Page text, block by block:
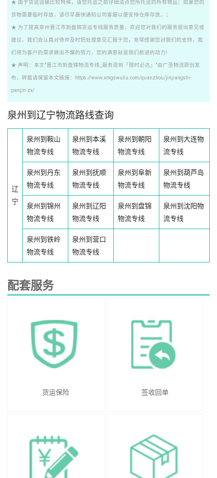
★ 由于货运运输比较特殊，请您托运之前仔细清点您所托运的所有物品；如果您的
货物需要临时存放，请尽早最快通知公司客服以便安排仓库存放。；
★ 为了提高泉州晋江市到盘锦货运专线服务质量，欢迎您对我们的服务提出意见或
建议，我们会认真对待并及时把处理意见汇报于您，非常感谢您对我们的支持，我
们将为客户的需求做出不懈的努力，您的满意就是我们前进的动力!
★ 声明：本文"晋江市到盘锦物流专线_服务周到「限时必达」"由广圣物流原创发
布，转载请保留本文链接：https://www.xmgswuliu.com/quanzhou/jinjiangshi-
panjin-zx/
泉州到辽宁物流路线查询
辽
宁
泉州到鞍山
物流专线
泉州到本溪
物流专线
泉州到朝阳
物流专线
泉州到大连物
流专线
泉州到丹东
物流专线
泉州到抚顺
物流专线
泉州到阜新
物流专线
泉州到葫芦岛
物流专线
泉州到锦州
物流专线
泉州到辽阳
物流专线
泉州到盘锦
物流专线
泉州到沈阳物
流专线
泉州到铁岭
物流专线
泉州到营口
物流专线
配套服务
货运保险 签收回单